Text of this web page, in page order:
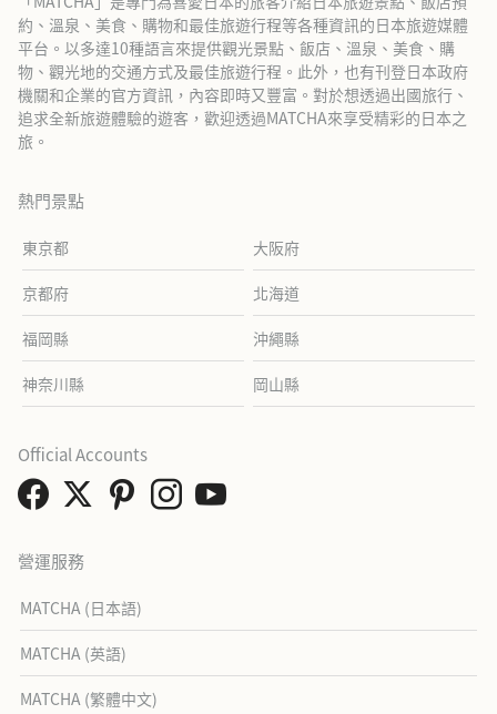
約、溫泉、美食、購物和最佳旅遊行程等各種資訊的日本旅遊媒體
平台。以多達10種語言來提供觀光景點、飯店、溫泉、美食、購
物、觀光地的交通方式及最佳旅遊行程。此外，也有刊登日本政府
機關和企業的官方資訊，內容即時又豐富。對於想透過出國旅行、
追求全新旅遊體驗的遊客，歡迎透過MATCHA來享受精彩的日本之
旅。
熱門景點
東京都 大阪府
京都府 北海道
福岡縣 沖繩縣
神奈川縣 岡山縣
營運服務
MATCHA (日本語)
MATCHA (英語)
MATCHA (繁體中文)
Official Accounts